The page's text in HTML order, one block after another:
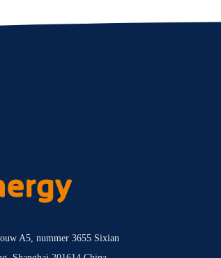
A5, nummer 3655 Sixian